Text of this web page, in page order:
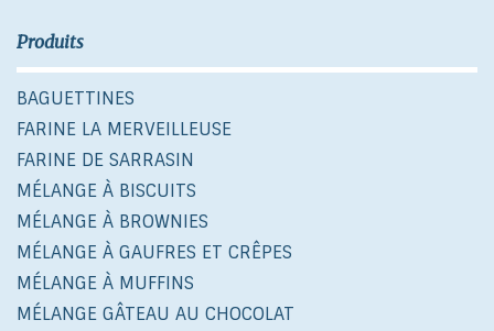
Produits
BAGUETTINES
FARINE LA MERVEILLEUSE
FARINE DE SARRASIN
MÉLANGE À BISCUITS
MÉLANGE À BROWNIES
MÉLANGE À GAUFRES ET CRÊPES
MÉLANGE À MUFFINS
MÉLANGE GÂTEAU AU CHOCOLAT